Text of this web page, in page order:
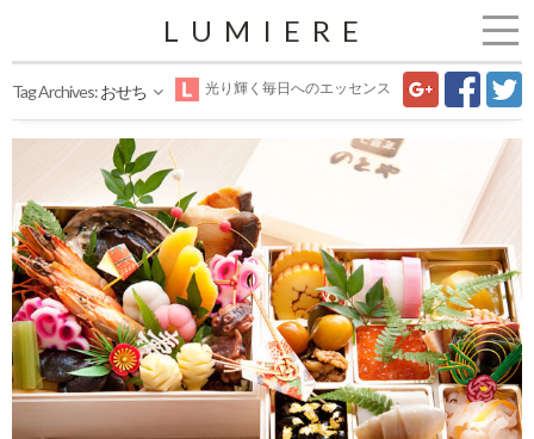
LUMIERE
光り輝く毎日へのエッセンス
Tag Archives:おせち